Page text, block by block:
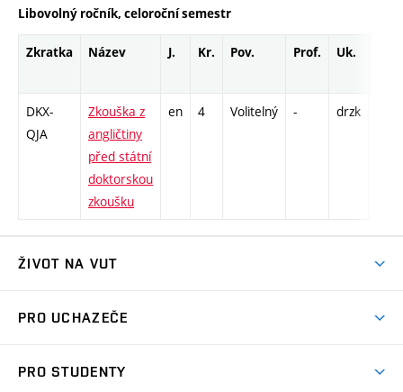
Libovolný ročník, celoroční semestr
Zkratka Název J. Kr. Pov. Prof. Uk.
DKX-
QJA
Zkouška z
angličtiny
před státní
doktorskou
zkoušku
en 4 Volitelný - drzk
ŽIVOT NA VUT
Koleje
PRO UCHAZEČE
PRO STUDENTY